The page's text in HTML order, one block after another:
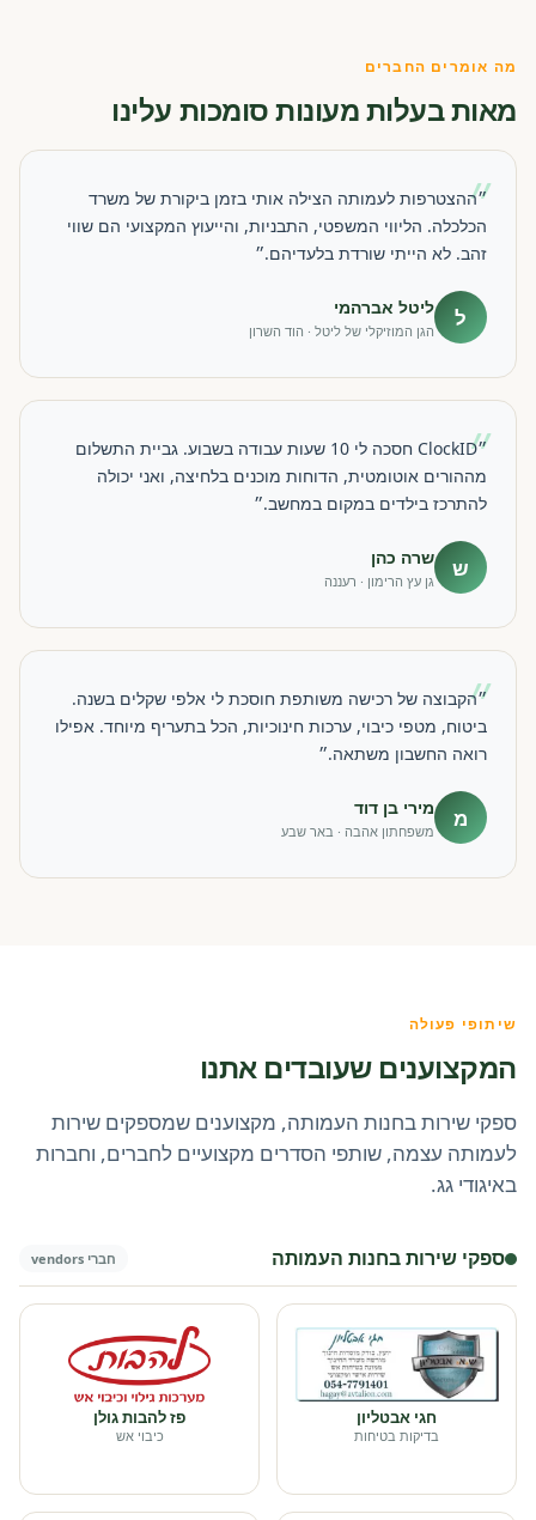
מה אומרים החברים
מאות בעלות מעונות סומכות עלינו
״
״ההצטרפות לעמותה הצילה אותי בזמן ביקורת של משרד
הכלכלה. הליווי המשפטי, התבניות, והייעוץ המקצועי הם שווי
זהב. לא הייתי שורדת בלעדיהם.״
ל ליטל אברהמי
הגן המוזיקלי של ליטל · הוד השרון
״
״ClockID חסכה לי 10 שעות עבודה בשבוע. גביית התשלום
מההורים אוטומטית, הדוחות מוכנים בלחיצה, ואני יכולה
להתרכז בילדים במקום במחשב.״
ש שרה כהן
גן עץ הרימון · רעננה
״
״הקבוצה של רכישה משותפת חוסכת לי אלפי שקלים בשנה.
ביטוח, מטפי כיבוי, ערכות חינוכיות, הכל בתעריף מיוחד. אפילו
רואה החשבון משתאה.״
מ מירי בן דוד
משפחתון אהבה · באר שבע
שיתופי פעולה
המקצוענים שעובדים אתנו
ספקי שירות בחנות העמותה, מקצוענים שמספקים שירות
לעמותה עצמה, שותפי הסדרים מקצועיים לחברים, וחברות
באיגודי גג.
ספקי שירות בחנות העמותה חברי vendors
חגי אבטליון
בדיקות בטיחות
פז להבות גולן
כיבוי אש